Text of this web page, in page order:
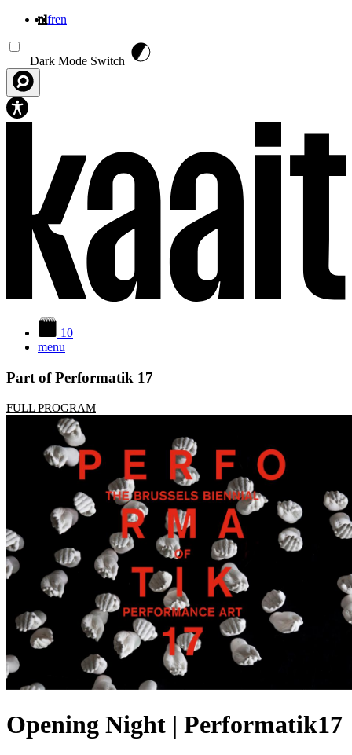
nlfren
Dark Mode Switch
10
menu
Part of Performatik 17
FULL PROGRAM
Opening Night | Performatik17